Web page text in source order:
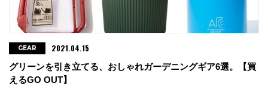
グリーンを引き立てる、おしゃれガーデニングギア6選。【買
えるGO OUT】
GEAR 2021.04.15